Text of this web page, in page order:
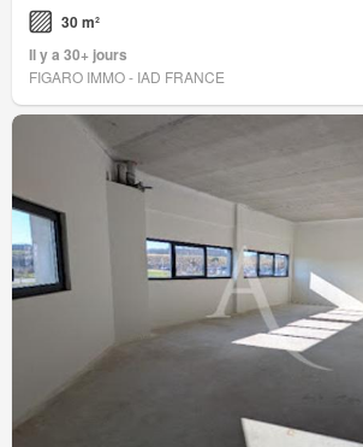
30 m²
Il y a 30+ jours
FIGARO IMMO - IAD FRANCE